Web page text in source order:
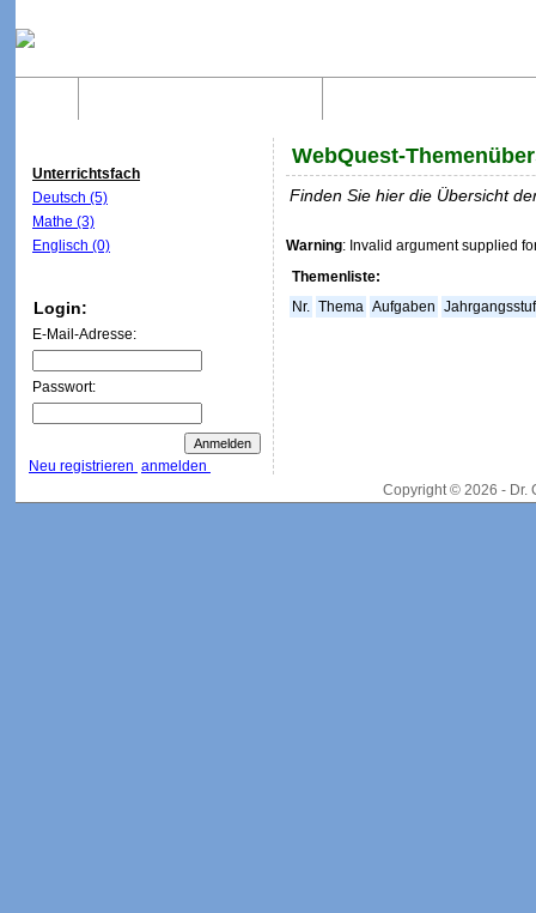
Unterrichtsfach
Deutsch (5)
Mathe (3)
Englisch (0)
Login:
E-Mail-Adresse:
Passwort:
Neu registrieren anmelden
WebQuest-
Finden Sie hier die Übersicht
Warning: Invalid argument supplied
Themenliste:
Nr. Thema Aufgaben
Copyright © 2026 - Dr.